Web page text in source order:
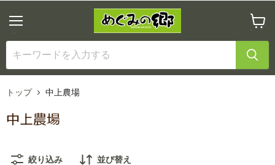
ニ
ュ
ー
ー
ト
を
見
トップ
中上農場
中上農場
絞り込み 並び替え